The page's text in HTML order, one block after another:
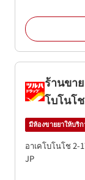
ร้านขา
โบโนโช
มีห้องขายยาให้บริก
อาเคโบโนโช 2-
JP